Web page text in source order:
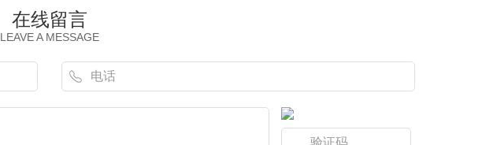
在线留言
LEAVE A MESSAGE